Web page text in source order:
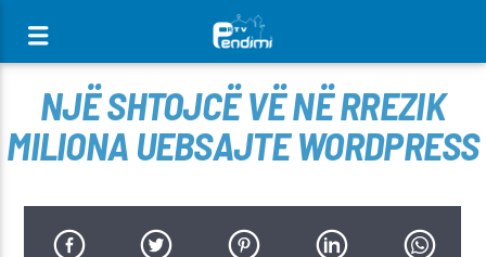
NJË SHTOJCË VË NË RREZIK
MILIONA UEBSAJTE WORDPRESS